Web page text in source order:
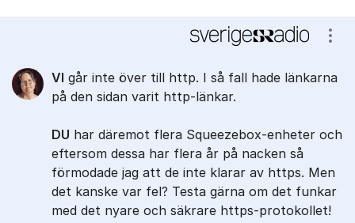
VI går inte över till http. I så fall hade länkarna
på den sidan varit http-länkar.
DU har däremot flera Squeezebox-enheter och
eftersom dessa har flera år på nacken så
förmodade jag att de inte klarar av https. Men
det kanske var fel? Testa gärna om det funkar
med det nyare och säkrare https-protokollet!